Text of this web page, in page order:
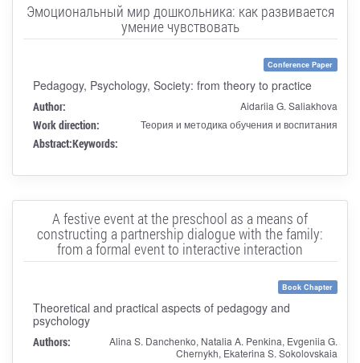
Эмоциональный мир дошкольника: как развивается
умение чувствовать
Conference Paper
Pedagogy, Psychology, Society: from theory to practice
Author: Aidariia G. Saliakhova
Work direction: Теория и методика обучения и воспитания
Abstract:Keywords:
A festive event at the preschool as a means of
constructing a partnership dialogue with the family:
from a formal event to interactive interaction
Book Chapter
Theoretical and practical aspects of pedagogy and
psychology
Authors:
Alina S. Danchenko, Natalia A. Penkina, Evgeniia G.
Chernykh, Ekaterina S. Sokolovskaia